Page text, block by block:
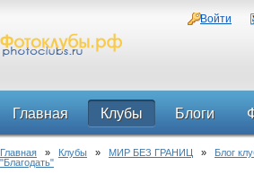
Войти
Главная Клубы Блоги
Форум
Главная » Клубы » МИР БЕЗ ГРАНИЦ » Блог
"Благодать"